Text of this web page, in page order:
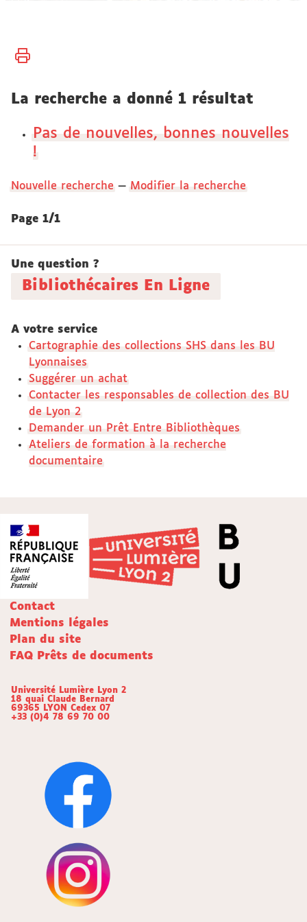
Vous
Accueil
Droit et
Droit
La recherche a donné 1 résultat
Pas de nouvelles, bonnes nouvelles
!
Nouvelle recherche — Modifier la recherche
Page 1/1
Une question ?
Bibliothécaires En Ligne
A votre service
Cartographie des collections SHS dans les BU
Lyonnaises
Suggérer un achat
Contacter les responsables de collection des BU
de Lyon 2
Demander un Prêt Entre Bibliothèques
Ateliers de formation à la recherche
documentaire
Contact
Mentions légales
Plan du site
FAQ Prêts de documents
Université Lumière Lyon 2
18 quai Claude Bernard
69365 LYON Cedex 07
+33 (0)4 78 69 70 00